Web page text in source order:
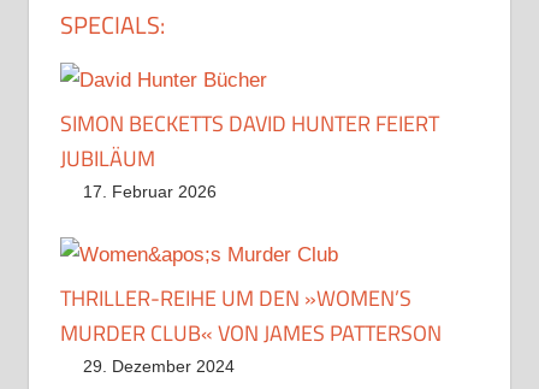
SPECIALS:
SIMON BECKETTS DAVID HUNTER FEIERT
JUBILÄUM
17. Februar 2026
THRILLER-REIHE UM DEN »WOMEN’S
MURDER CLUB« VON JAMES PATTERSON
29. Dezember 2024